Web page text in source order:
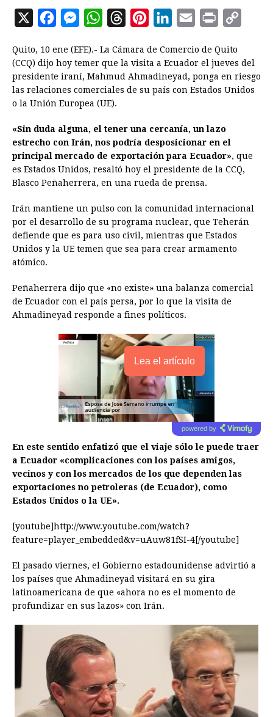
X
c
e
b
o
o
k
M
s
s
e
n
g
e
W
a
t
s
A
p
p
r
e
a
s
n
t
e
e
s
t
n
k
e
I
n
a
i
l
i
n
t
y
L
Quito, 10 ene (EFE).- La Cámara de Comercio de Quito
(CCQ) dijo hoy temer que la visita a Ecuador el jueves del
presidente iraní, Mahmud Ahmadineyad, ponga en riesgo
las relaciones comerciales de su país con Estados Unidos
o la Unión Europea (UE).
«Sin duda alguna, el tener una cercanía, un lazo
estrecho con Irán, nos podría desposicionar en el
principal mercado de exportación para Ecuador», que
es Estados Unidos, resaltó hoy el presidente de la CCQ,
Blasco Peñaherrera, en una rueda de prensa.
Irán mantiene un pulso con la comunidad internacional
por el desarrollo de su programa nuclear, que Teherán
defiende que es para uso civil, mientras que Estados
Unidos y la UE temen que sea para crear armamento
atómico.
Peñaherrera dijo que «no existe» una balanza comercial
de Ecuador con el país persa, por lo que la visita de
Ahmadineyad responde a fines políticos.
Lea el artículo
powered by
En este sentido enfatizó que el viaje sólo le puede traer
a Ecuador «complicaciones con los países amigos,
vecinos y con los mercados de los que dependen las
exportaciones no petroleras (de Ecuador), como
Estados Unidos o la UE».
[youtube]http://www.youtube.com/watch?
feature=player_embedded&v=uAuw81fSI-4[/youtube]
El pasado viernes, el Gobierno estadounidense advirtió a
los países que Ahmadineyad visitará en su gira
latinoamericana de que «ahora no es el momento de
profundizar en sus lazos» con Irán.